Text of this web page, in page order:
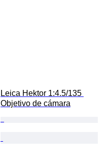
Leica Hektor 1:4.5/135
Objetivo de cámara